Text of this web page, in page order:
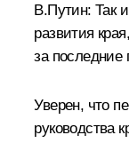
В.Путин: Так
развития
за последние
Уверен, что
руководства